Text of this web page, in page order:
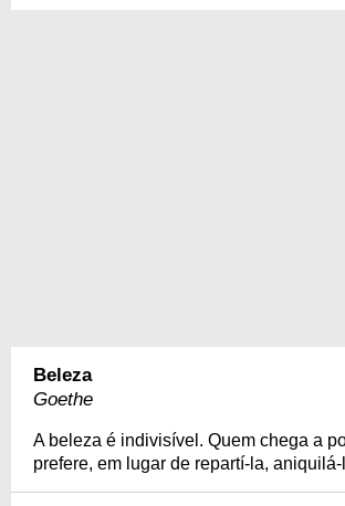
Beleza
Goethe
A beleza é indivisível. Quem chega a
prefere, em lugar de repartí-la, aniquilá-